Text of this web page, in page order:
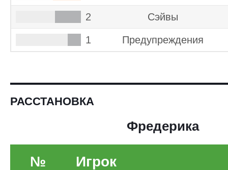
2 Cэйвы
1 Предупреждения
РАССТАНОВКА
Фредерика
№ Игрок